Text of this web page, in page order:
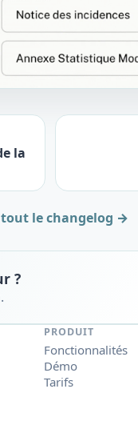
la
le changelog →
?
PRODUIT
Fonctionnalités
Démo
Tarifs